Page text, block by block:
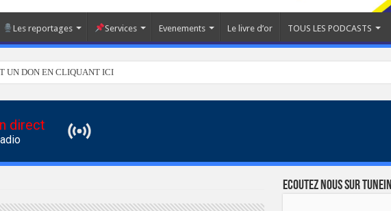
Les reportages Services Evenements Le livre d’or TOUS LES PODCASTS
UN DON EN CLIQUANT ICI
direct
Ecoutez nous sur TuneIn